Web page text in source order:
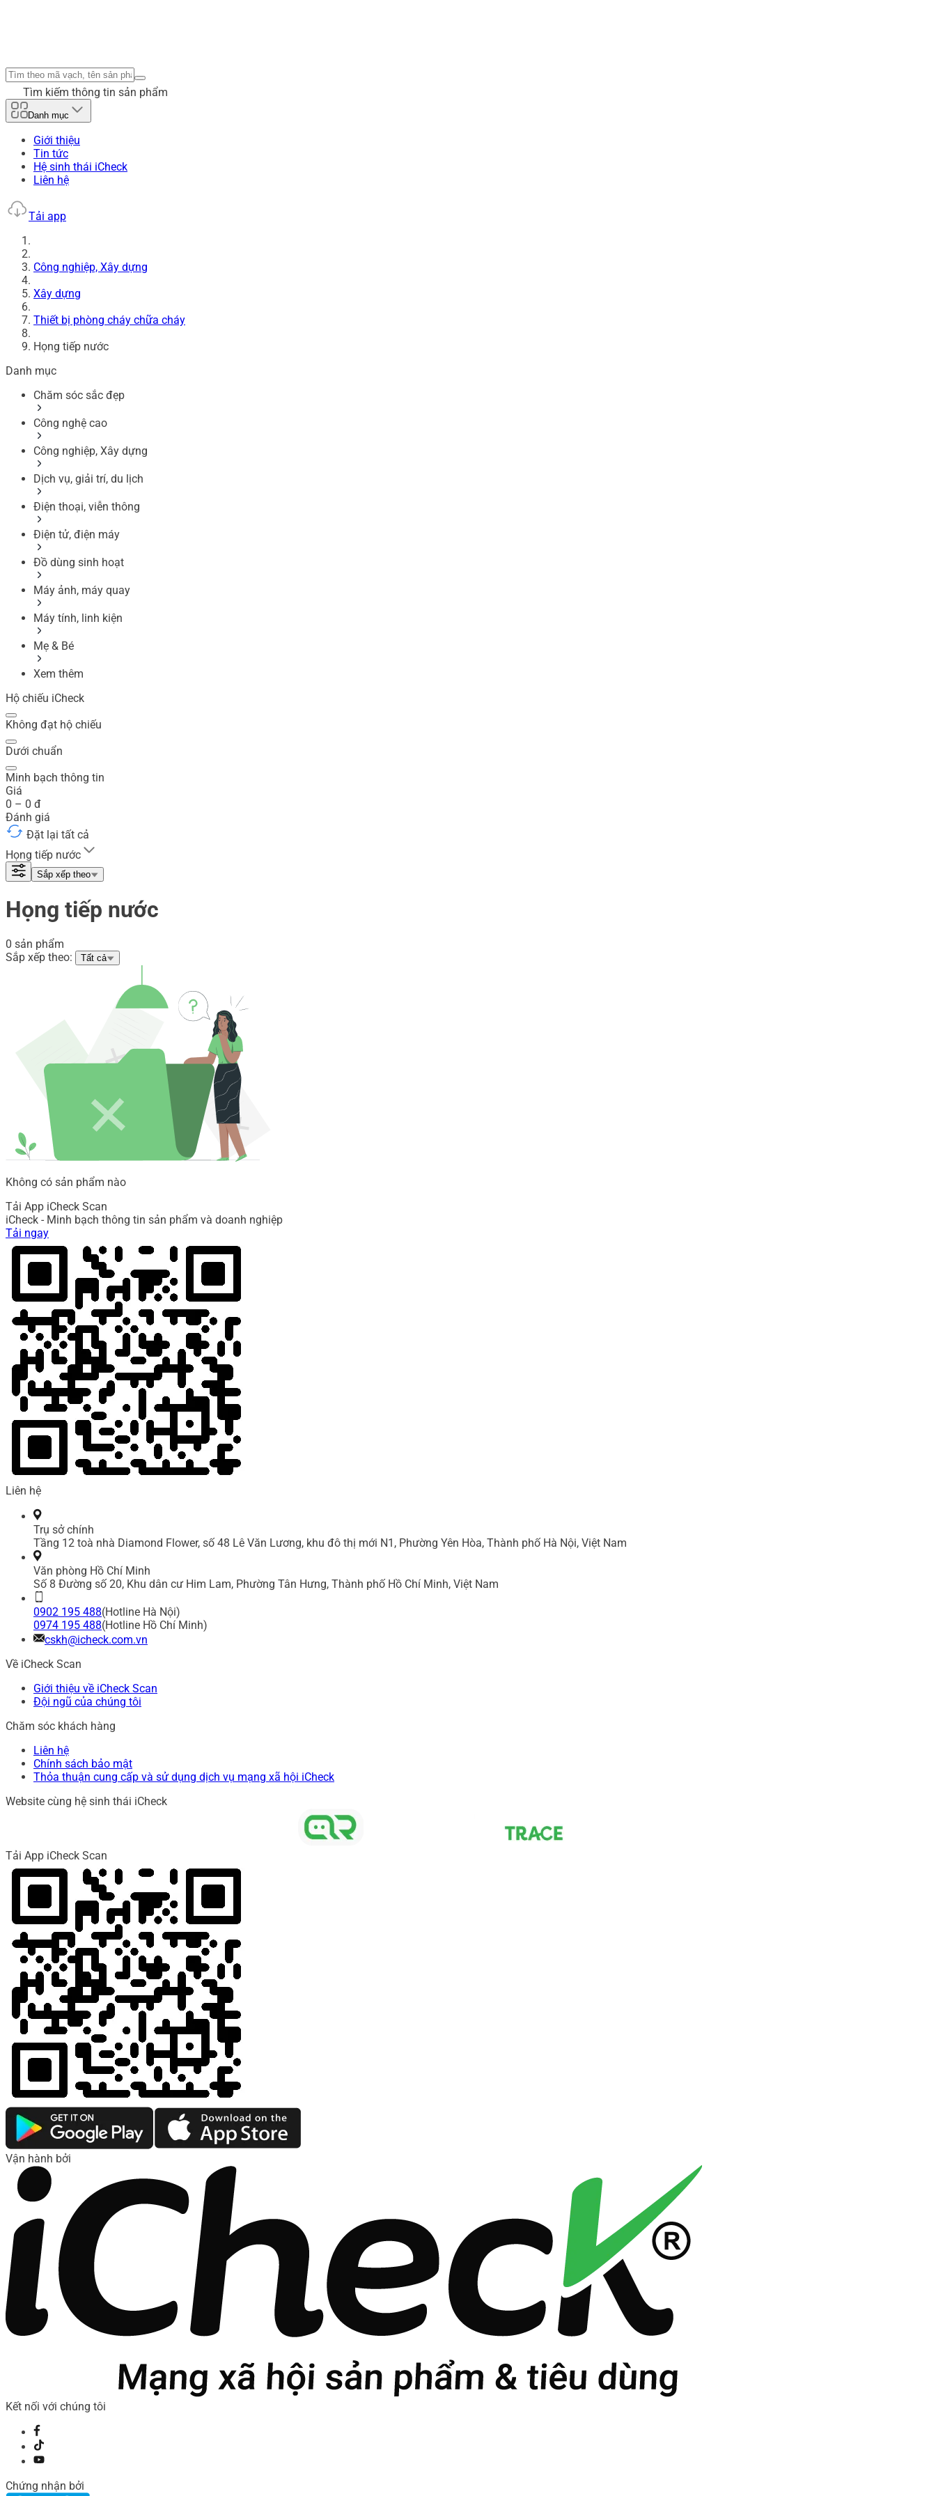
Tìm kiếm thông tin sản phẩm
Danh mục
Giới thiệu
Tin tức
Hệ sinh thái iCheck
Liên hệ
Tải app
Công nghiệp, Xây dựng
Xây dựng
Thiết bị phòng cháy chữa cháy
Họng tiếp nước
Danh mục
Chăm sóc sắc đẹp
Công nghệ cao
Công nghiệp, Xây dựng
Dịch vụ, giải trí, du lịch
Điện thoại, viễn thông
Điện tử, điện máy
Đồ dùng sinh hoạt
Máy ảnh, máy quay
Máy tính, linh kiện
Mẹ & Bé
Xem thêm
Hộ chiếu iCheck
Không đạt hộ chiếu
Dưới chuẩn
Minh bạch thông tin
Giá
0 – 0 đ
Đánh giá
Đặt lại tất cả
Họng tiếp nước
Sắp xếp theo
Họng tiếp nước
0 sản phẩm
Sắp xếp theo:
Tất cả
Không có sản phẩm nào
Tải App iCheck Scan
iCheck - Minh bạch thông tin sản phẩm và doanh nghiệp
Tải ngay
Liên hệ
Trụ sở chính
Tầng 12 toà nhà Diamond Flower, số 48 Lê Văn Lương, khu đô thị mới N1, Phường Yên Hòa, Thành phố Hà Nội, Việt Nam
Văn phòng Hồ Chí Minh
Số 8 Đường số 20, Khu dân cư Him Lam, Phường Tân Hưng, Thành phố Hồ Chí Minh, Việt Nam
0902 195 488(Hotline Hà Nội)
0974 195 488(Hotline Hồ Chí Minh)
cskh@icheck.com.vn
Về iCheck Scan
Giới thiệu về iCheck Scan
Đội ngũ của chúng tôi
Chăm sóc khách hàng
Liên hệ
Chính sách bảo mật
Thỏa thuận cung cấp và sử dụng dịch vụ mạng xã hội iCheck
Website cùng hệ sinh thái iCheck
Tải App iCheck Scan
Vận hành bởi
Kết nối với chúng tôi
Chứng nhận bởi